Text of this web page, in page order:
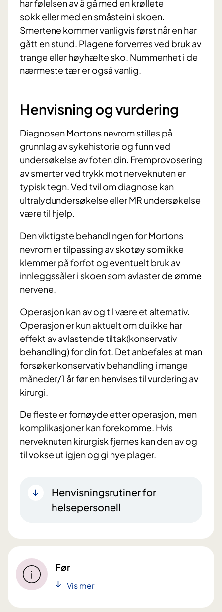
har følelsen av å gå med en krøllete
sokk eller med en småstein i skoen.
Smertene kommer vanligvis først når en har
gått en stund. Plagene forverres ved bruk av
trange eller høyhælte sko. Nummenhet i de
nærmeste tær er også vanlig.
Henvisning og vurdering
Diagnosen Mortons nevrom stilles på
grunnlag av sykehistorie og funn ved
undersøkelse av foten din. Fremprovosering
av smerter ved trykk mot nerveknuten er
typisk tegn. Ved tvil om diagnose kan
ultralydundersøkelse eller MR undersøkelse
være til hjelp.
Den viktigste behandlingen for Mortons
nevrom er tilpassing av skotøy som ikke
klemmer på forfot og eventuelt bruk av
innleggssåler i skoen som avlaster de ømme
nervene.
Operasjon kan av og til være et alternativ.
Operasjon er kun aktuelt om du ikke har
effekt av avlastende tiltak(konservativ
behandling) for din fot. Det anbefales at man
forsøker konservativ behandling i mange
måneder/1 år før en henvises til vurdering av
kirurgi.
De fleste er fornøyde etter operasjon, men
komplikasjoner kan forekomme. Hvis
nerveknuten kirurgisk fjernes kan den av og
til vokse ut igjen og gi nye plager.
Henvisningsrutiner for
helsepersonell
Før
Vis mer